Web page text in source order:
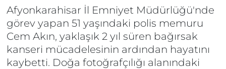
Afyonkarahisar İl Emniyet Müdürlüğü'nde
görev yapan 51 yaşındaki polis memuru
Cem Akın, yaklaşık 2 yıl süren bağırsak
kanseri mücadelesinin ardından hayatını
kaybetti. Doğa fotoğrafçılığı alanındaki